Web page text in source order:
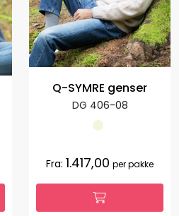
Q-SYMRE genser
DG 406-08
Fra: 1.417,00 per pakke